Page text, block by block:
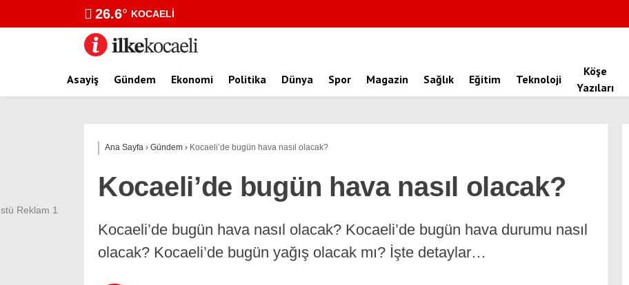
26.6° KOCAELI
Asayiş Gündem Ekonomi Politika Dünya Spor Magazin Sağlık Eğitim Teknoloji
Köşe
Yazıları
Ana Sayfa › Gündem › Kocaeli’de bugün hava nasıl olacak?
Kocaeli’de bugün hava nasıl olacak?
Kocaeli’de bugün hava nasıl olacak? Kocaeli’de bugün hava durumu nasıl
olacak? Kocaeli’de bugün yağış olacak mı? İşte detaylar…